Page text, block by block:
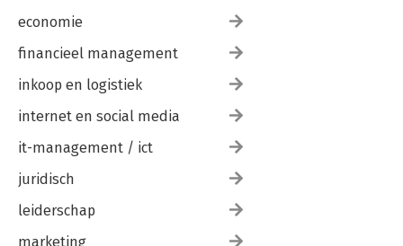
economie
financieel management
inkoop en logistiek
internet en social media
it-management / ict
juridisch
leiderschap
marketing